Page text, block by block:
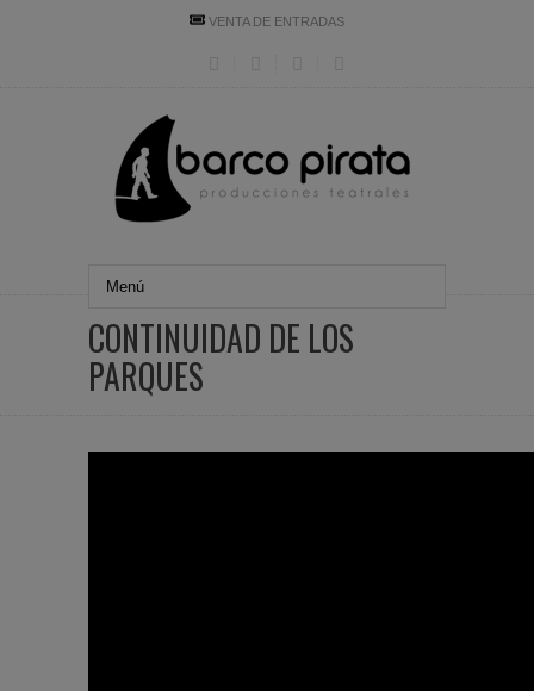
VENTA DE ENTRADAS
CONTINUIDAD DE LOS
PARQUES